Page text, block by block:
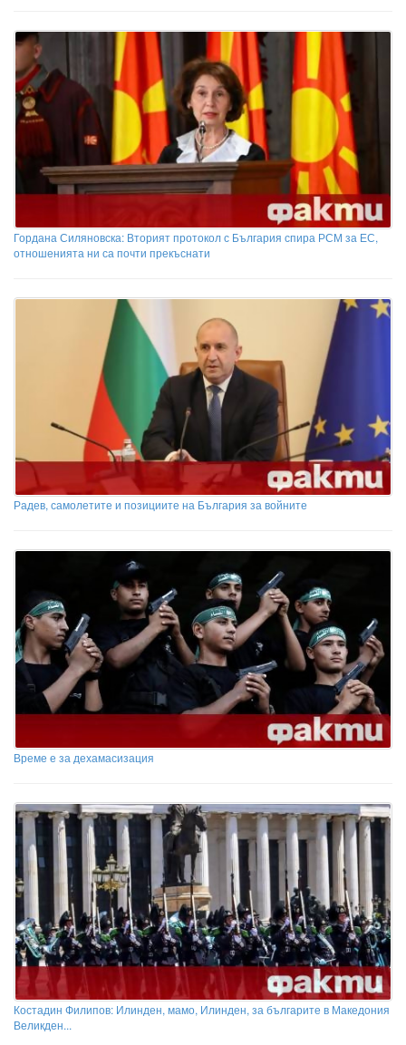
Гордана Силяновска: Вторият протокол с България спира РСМ за ЕС,
отношенията ни са почти прекъснати
Радев, самолетите и позициите на България за войните
Време е за дехамасизация
Костадин Филипов: Илинден, мамо, Илинден, за българите в Македония
Великден...